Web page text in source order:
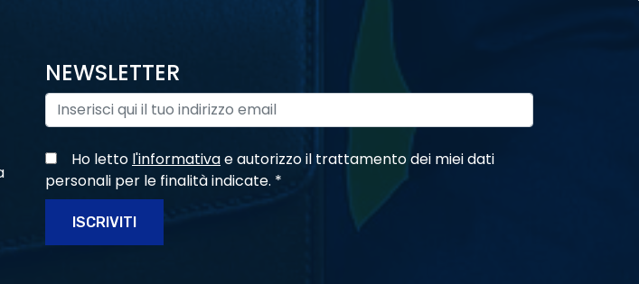
NEWSLETTER
Ho letto l'informativae autorizzo il trattamento dei miei dati
personali per le finalità indicate. *
ISCRIVITI